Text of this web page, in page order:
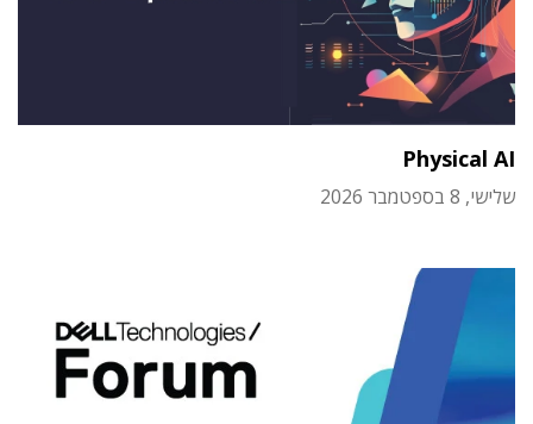
Physical AI
שלישי, 8 בספטמבר 2026